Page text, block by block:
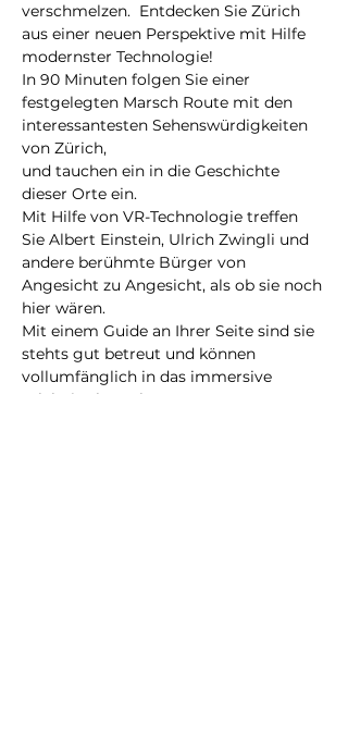
verschmelzen.  Entdecken Sie Zürich
aus einer neuen Perspektive mit Hilfe
modernster Technologie!
In 90 Minuten folgen Sie einer
festgelegten Marsch Route mit den
interessantesten Sehenswürdigkeiten
von Zürich,
und tauchen ein in die Geschichte
dieser Orte ein.
Mit Hilfe von VR-Technologie treffen
Sie Albert Einstein, Ulrich Zwingli und
andere berühmte Bürger von
Angesicht zu Angesicht, als ob sie noch
hier wären.
Mit einem Guide an Ihrer Seite sind sie
stehts gut betreut und können
vollumfänglich in das immersive
Erlebnis abtauchen.